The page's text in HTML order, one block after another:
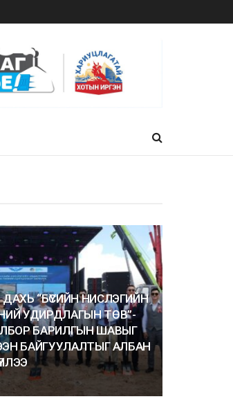
“БҮСИЙН НИСЛЭГИЙН
УДИРДЛАГЫН ТӨВ”-
БАРИЛГЫН ШАВЫГ
БАЙГУУЛАЛТЫГ АЛБАН